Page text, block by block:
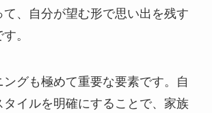
、自分が望む形で思い出を残す
。
グも極めて重要な要素です。自
イルを明確にすることで、家族